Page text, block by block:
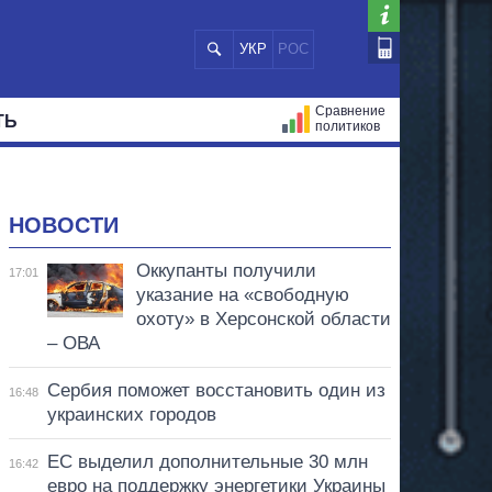
УКР РОС
Сравнение
политиков
НОВОСТИ
17:01
Оккупанты получили
указание на «свободную
охоту» в Херсонской области
– ОВА
16:48
Сербия поможет восстановить один из
украинских городов
16:42
ЕС выделил дополнительные 30 млн
евро на поддержку энергетики Украины